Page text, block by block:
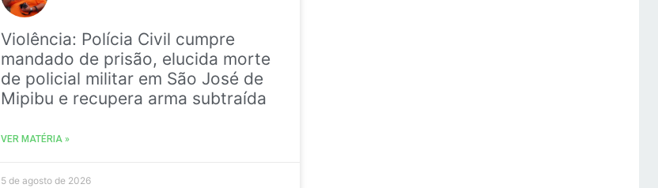
Violência: Polícia Civil cumpre
mandado de prisão, elucida morte
de policial militar em São José de
Mipibu e recupera arma subtraída
VER MATÉRIA »
5 de agosto de 2026